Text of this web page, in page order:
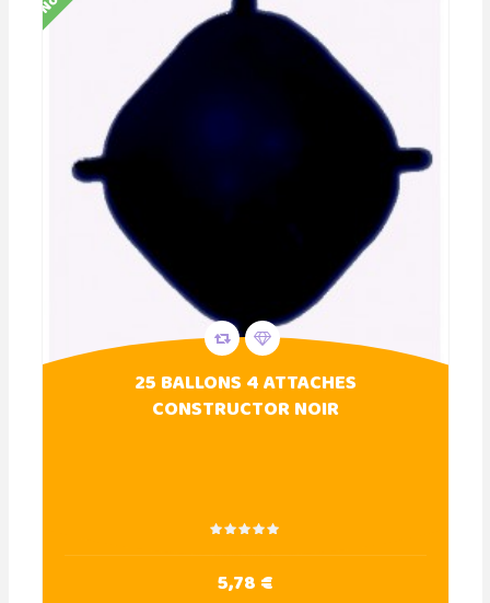
25 BALLONS 4 ATTACHES
CONSTRUCTOR NOIR
5,78 €